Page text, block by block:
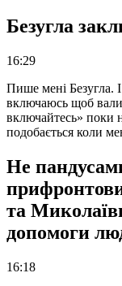
Безугла
16:29
Пише мені Безугла.
включаюсь щоб
включайтесь» поки
подобається коли
Не
та
допомоги
16:18